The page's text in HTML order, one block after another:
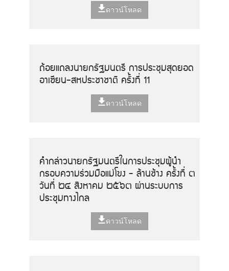
ดาวน์โหลด
ถ้อยแถลงนายกรัฐมนตรี การประชุมสุดยอด
อาเซียน-สหประชาชาติ ครั้งที่ 11
ดาวน์โหลด
คำกล่าวนายกรัฐมนตรีในการประชุมผู้นำ
กรอบความร่วมมือแม่โขง - ล้านช้าง ครั้งที่ ๓
วันที่ ๒๔ สิงหาคม ๒๕๖๓ ผ่านระบบการ
ประชุมทางไกล
ดาวน์โหลด